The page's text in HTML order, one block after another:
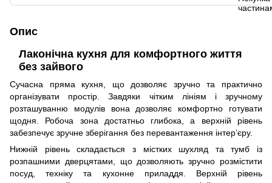
Опис
Лаконічна кухня для комфортного життя
без зайвого
Сучасна пряма кухня, що дозволяє зручно та практично
організувати простір. Завдяки чітким лініям і зручному
розташуванню модулів вона дозволяє комфортно готувати
щодня. Робоча зона достатньо глибока, а верхній рівень
забезпечує зручне зберігання без перевантаження інтер’єру.
Нижній рівень складається з містких шухляд та тумб із
розпашними дверцятами, що дозволяють зручно розмістити
посуд, техніку та кухонне приладдя. Верхній рівень